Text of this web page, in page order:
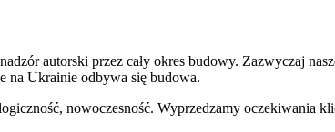
autorski przez cały okres budowy. Zazwyczaj
na Ukrainie odbywa się budowa.
nowoczesność. Wyprzedzamy oczekiwania